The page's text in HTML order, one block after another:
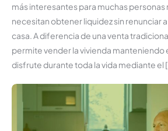
más interesantes para muchas personas
necesitan obtener liquidez sin renunciar
casa. A diferencia de una venta
permite vender la vivienda manteniendo
disfrute durante toda la vida mediante el